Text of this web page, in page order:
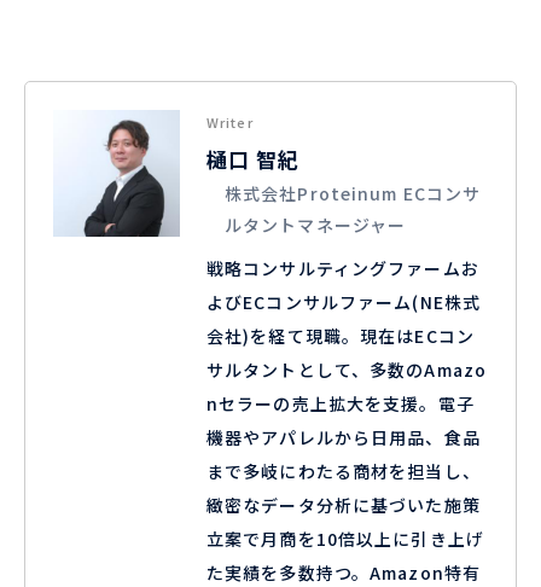
Writer
樋口 智紀
株式会社Proteinum ECコンサ
ルタントマネージャー
戦略コンサルティングファームお
よびECコンサルファーム(NE株式
会社)を経て現職。現在はECコン
サルタントとして、多数のAmazo
nセラーの売上拡大を支援。電子
機器やアパレルから日用品、食品
まで多岐にわたる商材を担当し、
緻密なデータ分析に基づいた施策
立案で月商を10倍以上に引き上げ
た実績を多数持つ。Amazon特有